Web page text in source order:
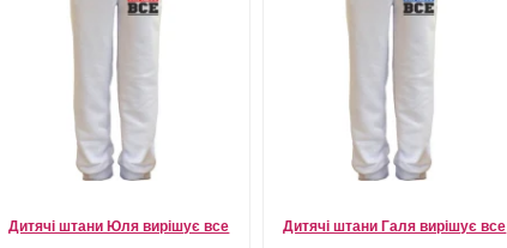
Дитячі штани Юля вирішує все
Дитячі штани Галя вирішує все